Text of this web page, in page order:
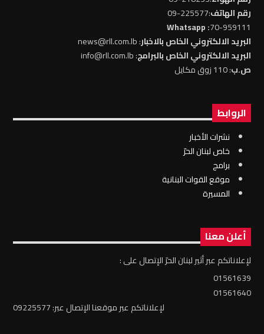
رقم الهاتف:225577-09
70-959111
: Whatsapp
البريد الالكتروني الخاص بالاخبار: news@rll.com.lb
البريد الالكتروني الخاص بالبرامج: info@rll.com.lb
ص.ب: 110 زوق مكايل
الروابط
نشرات الأخبار
خاص لبنان الحرّ
برامج
موقع القوات البنانية
المسيرة
أعلن معنا
لإعلاناتكم عبر أثير لبنان الحرّ الإتصال على :
01561639
01561640
لإعلاناتكم عبر موقعنا الإتصال عبر: 09225577